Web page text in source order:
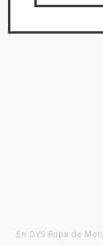
En DYS Ropa de